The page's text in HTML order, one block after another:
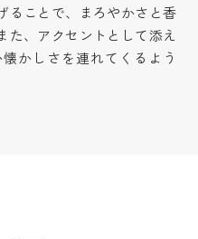
ることで、まろやかさと香
た、アクセントとして添え
かしさを連れてくるよう